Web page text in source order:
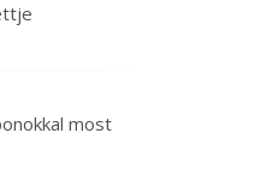
most